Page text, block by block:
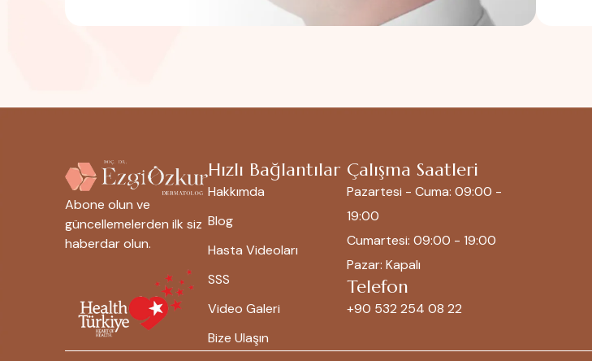
Abone olun ve
güncellemelerden ilk siz
haberdar olun.
Hızlı Bağlantılar
Hakkımda
Blog
Hasta Videoları
SSS
Video Galeri
Bize Ulaşın
Çalışma Saatleri
Pazartesi - Cuma: 09:00 -
19:00
Cumartesi: 09:00 - 19:00
Pazar: Kapalı
Telefon
+90 532 254 08 22